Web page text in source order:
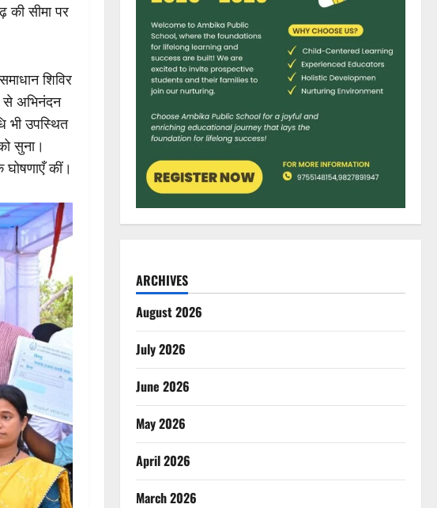
की सीमा पर
शिविर
से अभिनंदन
भी उपस्थित
सुना।
घोषणाएँ कीं।
ARCHIVES
August 2026
July 2026
June 2026
May 2026
April 2026
March 2026